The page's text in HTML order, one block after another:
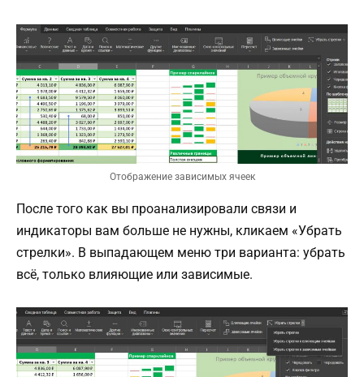
Отображение зависимых ячеек
После того как вы проанализировали связи и
индикаторы вам больше не нужны, кликаем «Убрать
стрелки». В выпадающем меню три варианта: убрать
всё, только влияющие или зависимые.